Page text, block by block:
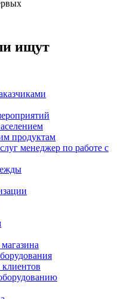
ищут
продуктам
менеджер по работе с